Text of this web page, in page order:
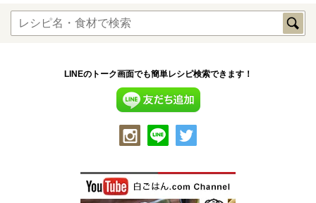
LINEのトーク画面でも簡単レシピ検索できます！